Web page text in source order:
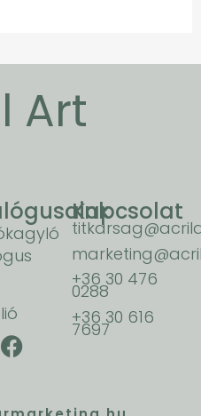
Art
Kapcsolat
+36 30 476
0288
+36 30 616
7697